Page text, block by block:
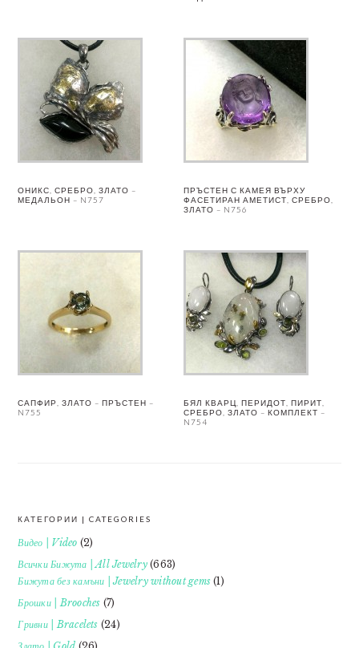
ОНИКС, СРЕБРО, ЗЛАТО –
МЕДАЛЬОН – N757
ПРЪСТЕН С КАМЕЯ ВЪРХУ
ФАСЕТИРАН АМЕТИСТ, СРЕБРО,
ЗЛАТО – N756
САПФИР, ЗЛАТО – ПРЪСТЕН –
N755
БЯЛ КВАРЦ, ПЕРИДОТ, ПИРИТ,
СРЕБРО, ЗЛАТО – КОМПЛЕКТ –
N754
FOOTER
КАТЕГОРИИ | CATEGORIES
Видео | Video (2)
Всички Бижута | All Jewelry(663)
Бижута без камъни | Jewelry without gems (1)
Брошки | Brooches (7)
Гривни | Bracelets (24)